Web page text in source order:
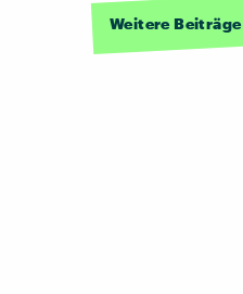
Weitere Beiträge